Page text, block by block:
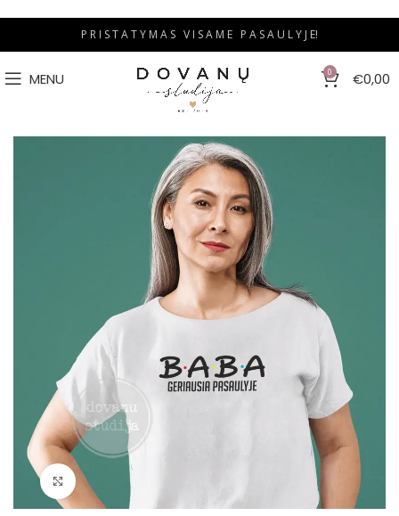
P R I S T A T Y M A S V I S A M E P A S A U L Y J E!
MENU 0 €0,00
Padidinti